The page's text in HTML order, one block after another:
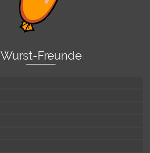
Wurst-Freunde